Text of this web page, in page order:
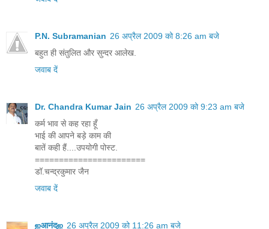
P.N. Subramanian 26 अप्रैल 2009 को 8:26 am बजे
बहुत ही संतुलित और सुन्दर आलेख.
जवाब दें
Dr. Chandra Kumar Jain 26 अप्रैल 2009 को 9:23 am बजे
कर्म भाव से कह रहा हूँ
भाई की आपने बड़े काम की
बातें कही हैं....उपयोगी पोस्ट.
=======================
डॉ.चन्द्रकुमार जैन
जवाब दें
ஐआनंदஐ 26 अप्रैल 2009 को 11:26 am बजे